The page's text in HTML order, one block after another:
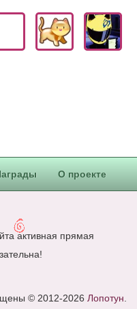
О проекте
активная прямая
© 2012-2026 Лопотун